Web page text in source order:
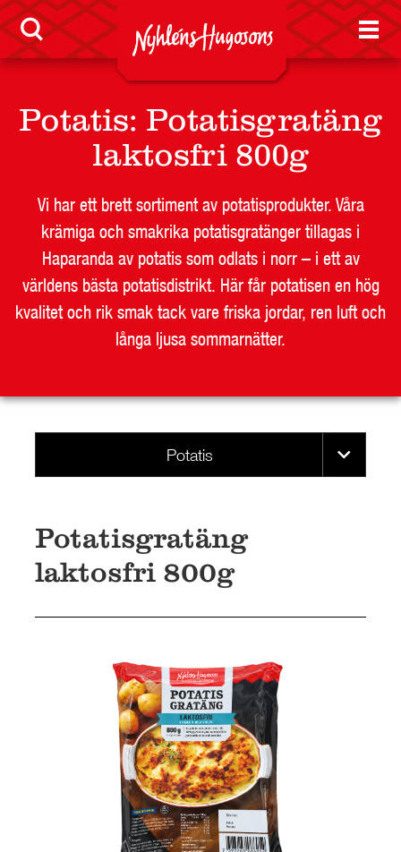
LEVERANTÖR
BUTIKSSIDA
RESTAURANG OCH STORHUSHÅLL
SKOLA
JOBB
PRESS
KONTAKT
Potatis: Potatisgratäng
laktosfri 800g
Vi har ett brett sortiment av potatisprodukter. Våra
krämiga och smakrika potatisgratänger tillagas i
Haparanda av potatis som odlats i norr – i ett av
världens bästa potatisdistrikt. Här får potatisen en hög
kvalitet och rik smak tack vare friska jordar, ren luft och
långa ljusa sommarnätter.
Potatis
Potatisgratäng
laktosfri 800g